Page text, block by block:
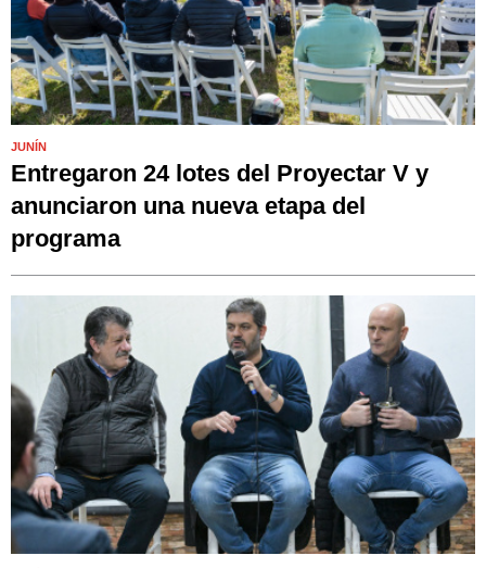
JUNÍN
Entregaron 24 lotes del Proyectar V y
anunciaron una nueva etapa del
programa